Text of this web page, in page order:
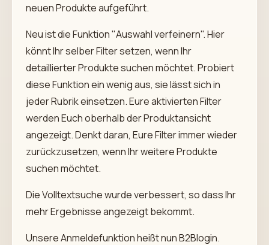
neuen Produkte aufgeführt.
Neu ist die Funktion "Auswahl verfeinern". Hier
könnt Ihr selber Filter setzen, wenn Ihr
detaillierter Produkte suchen möchtet. Probiert
diese Funktion ein wenig aus, sie lässt sich in
jeder Rubrik einsetzen. Eure aktivierten Filter
werden Euch oberhalb der Produktansicht
angezeigt. Denkt daran, Eure Filter immer wieder
zurückzusetzen, wenn Ihr weitere Produkte
suchen möchtet.
Die Volltextsuche wurde verbessert, so dass Ihr
mehr Ergebnisse angezeigt bekommt.
Unsere Anmeldefunktion heißt nun B2Blogin.